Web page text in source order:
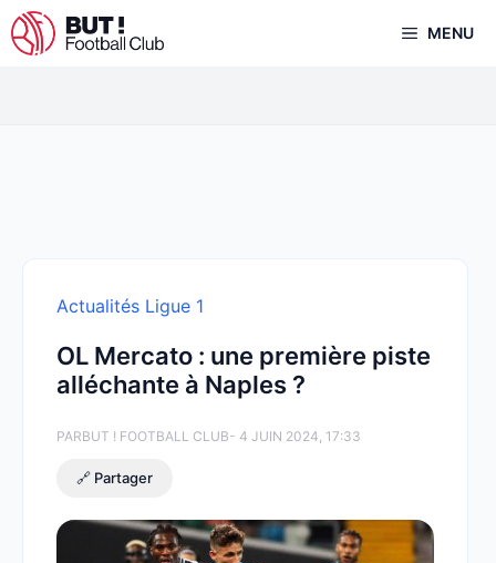
Aller
au
MENU
Actualités Ligue 1
OL Mercato : une première piste
alléchante à Naples ?
PARBUT ! FOOTBALL CLUB- 4 JUIN 2024, 17:33
🔗 Partager